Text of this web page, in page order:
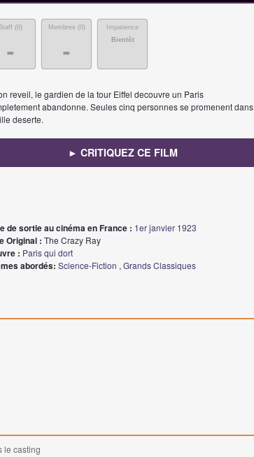
Staff (0)
-
Membres (0)
-
Impatience
Bientôt
reveil, le gardien de la tour Eiffel decouvre un Paris
abandonne. Seules cinq personnes se promenent dans
deserte.
► CRITIQUEZ CE FILM
de sortie au cinéma en France : 1er janvier 1923
Original : The Crazy Ray
: Paris qui dort
abordés: Science-Fiction , Grands Classiques
le casting